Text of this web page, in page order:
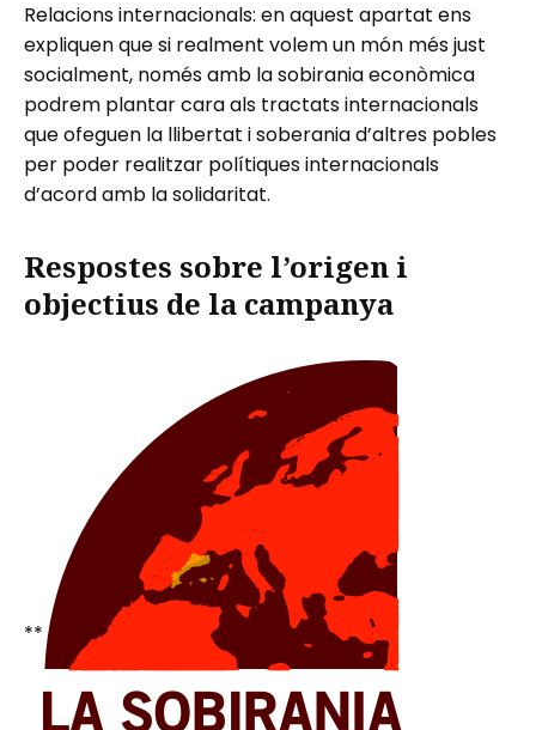
Relacions internacionals: en aquest apartat ens
expliquen que si realment volem un món més just
socialment, només amb la sobirania econòmica
podrem plantar cara als tractats internacionals
que ofeguen la llibertat i soberania d’altres pobles
per poder realitzar polítiques internacionals
d’acord amb la solidaritat.
Respostes sobre l’origen i
objectius de la campanya
**